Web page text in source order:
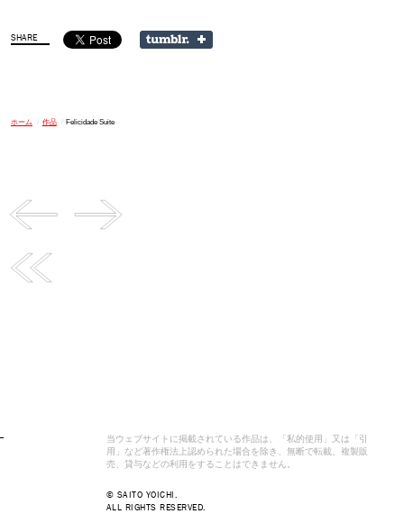
ホーム / 作品 / Felicidade Suite
当ウェブサイトに掲載されている作品は、「私的使用」又は「引
用」など著作権法上認められた場合を除き、無断で転載、複製販
売、貸与などの利用をすることはできません。
© SAITO YOICHI.
ALL RIGHTS RESERVED.